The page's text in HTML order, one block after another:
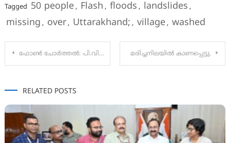
Tagged 50 people, Flash , floods , landslides ,
missing , over, Uttarakhand; , village, washed
Post
ഫോണ്‍ ചോര്‍ത്തല്‍: പി.വി.അന്‍വറിനെതിരെ മലപ്പുറം പൊലീസ് കേസെടുത്തു മരിച്ചനിലയിൽ കാണപ്പെട്ടു.
RELATED POSTS